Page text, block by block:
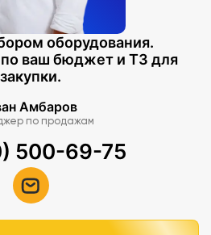
оборудования.
ваш бюджет и ТЗ для
закупки.
Амбаров
по продажам
500-69-75